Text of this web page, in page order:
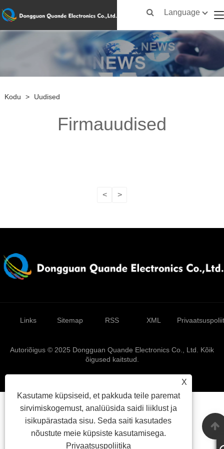
Language
Kodu > Uudised
Firmauudised
< >
X
Kasutame küpsiseid, et pakkuda teile paremat
sirvimiskogemust, analüüsida saidi liiklust ja
isikupärastada sisu. Seda saiti kasutades
nõustute meie küpsiste kasutamisega.
Privaatsuspoliitika
Links Sitemap RSS XML
Autoriõigus © 2025 Dongguan Quande Electronics Co., Ltd. Kõik
õigused kaitstud.